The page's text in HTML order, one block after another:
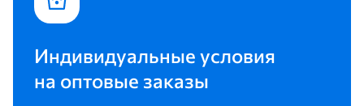
Индивидуальные условия
на оптовые заказы